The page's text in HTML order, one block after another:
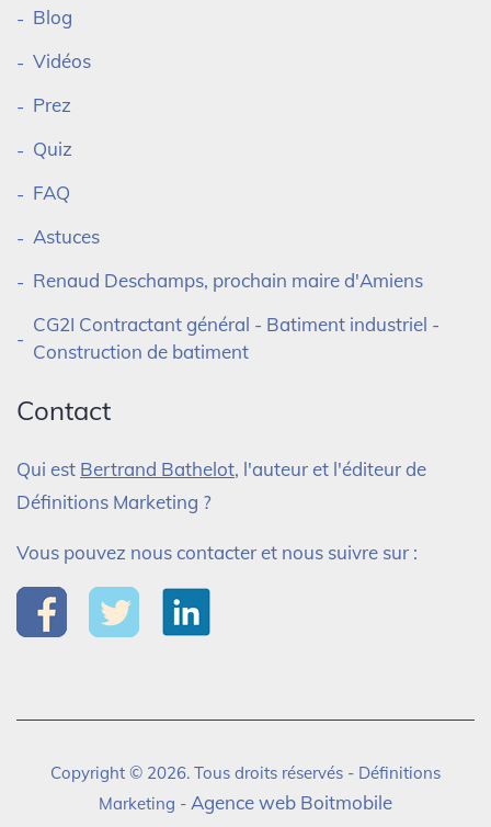
Blog
Vidéos
Prez
Quiz
FAQ
Astuces
Renaud Deschamps, prochain maire d'Amiens
CG2I Contractant général - Batiment industriel -
Construction de batiment
Contact
Qui est Bertrand Bathelot, l'auteur et l'éditeur de
Définitions Marketing ?
Vous pouvez nous contacter et nous suivre sur :
Copyright © 2026. Tous droits réservés - Définitions
Marketing - Agence web Boitmobile